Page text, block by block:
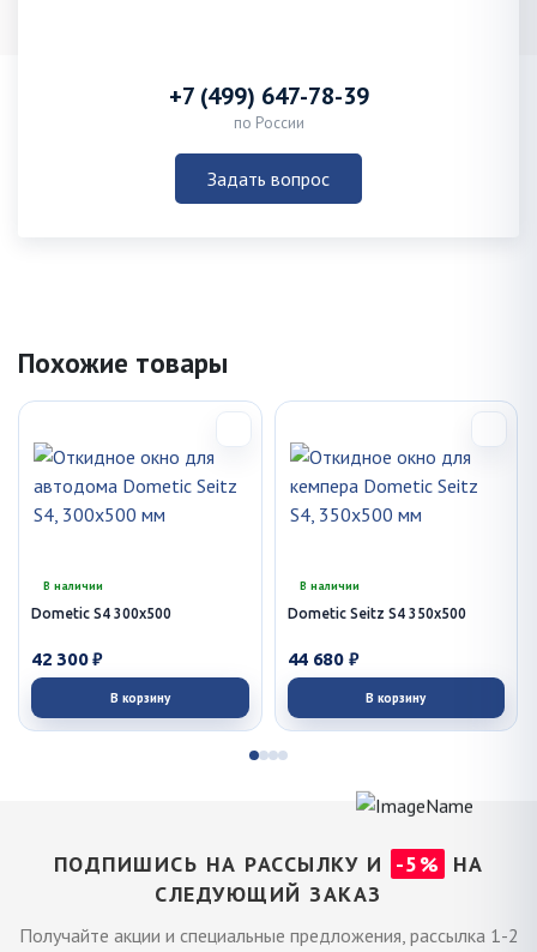
+7 (499) 647-78-39
по России
Задать вопрос
Похожие товары
В наличии
Dometic S4 300x500
42 300 ₽
В корзину
В наличии
Dometic Seitz S4 350x500
44 680 ₽
В корзину
ПОДПИШИСЬ НА РАССЫЛКУ И -5%
НА
СЛЕДУЮЩИЙ ЗАКАЗ
Получайте акции и специальные предложения, рассылка 1-2